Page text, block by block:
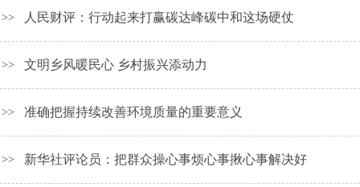
>> 人民财评：行动起来打赢碳达峰碳中和这场硬仗
>> 文明乡风暖民心 乡村振兴添动力
>> 准确把握持续改善环境质量的重要意义
>> 新华社评论员：把群众操心事烦心事揪心事解决好